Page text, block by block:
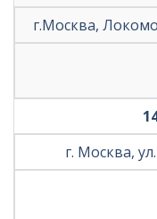
г.Москва,
г. Москва,